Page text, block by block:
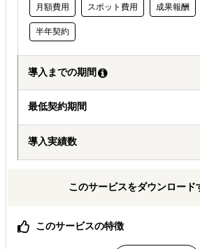
月額費用 スポット費用 成果報酬
半年契約
導入までの期間
最低契約期間
導入実績数
このサービスをダウンロード
このサービスの特徴
高額なシステムや一括サービスの導